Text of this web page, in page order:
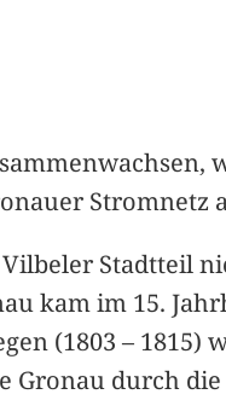
Stromnetz
Stadtteil
kam im 15.
(1803 –
Gronau durch